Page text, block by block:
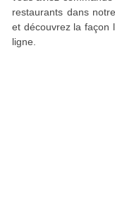
restaurants dans
et découvrez la façon
ligne.